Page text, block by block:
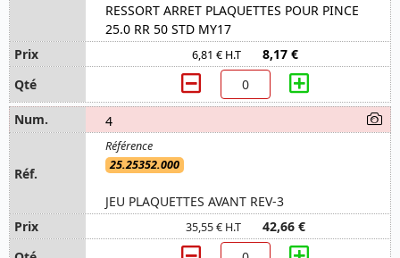
RESSORT ARRET PLAQUETTES POUR PINCE
25.0 RR 50 STD MY17
6,81 € H.T 8,17 €
4
25.25352.000
JEU PLAQUETTES AVANT REV-3
35,55 € H.T 42,66 €